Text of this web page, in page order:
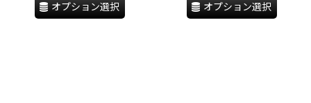
オプション選択 オプション選択